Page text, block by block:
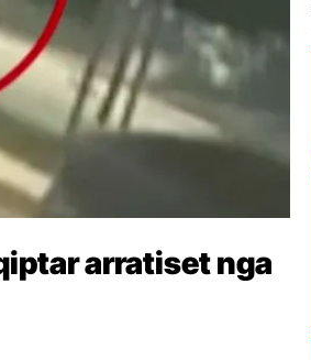
arratiset nga